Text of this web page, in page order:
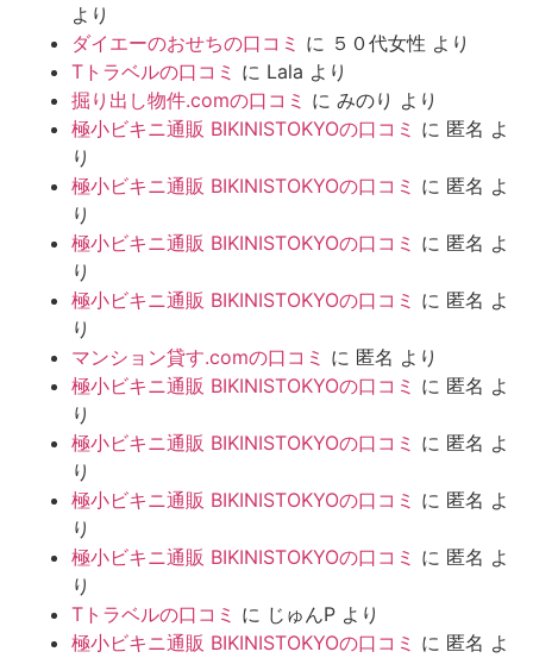
より
ダイエーのおせちの口コミ に ５０代女性 より
Tトラベルの口コミ に Lala より
掘り出し物件.comの口コミ に みのり より
極小ビキニ通販 BIKINISTOKYOの口コミ に 匿名 よ
り
極小ビキニ通販 BIKINISTOKYOの口コミ に 匿名 よ
り
極小ビキニ通販 BIKINISTOKYOの口コミ に 匿名 よ
り
極小ビキニ通販 BIKINISTOKYOの口コミ に 匿名 よ
り
マンション貸す.comの口コミ に 匿名 より
極小ビキニ通販 BIKINISTOKYOの口コミ に 匿名 よ
り
極小ビキニ通販 BIKINISTOKYOの口コミ に 匿名 よ
り
極小ビキニ通販 BIKINISTOKYOの口コミ に 匿名 よ
り
極小ビキニ通販 BIKINISTOKYOの口コミ に 匿名 よ
り
Tトラベルの口コミ に じゅんP より
極小ビキニ通販 BIKINISTOKYOの口コミ に 匿名 よ